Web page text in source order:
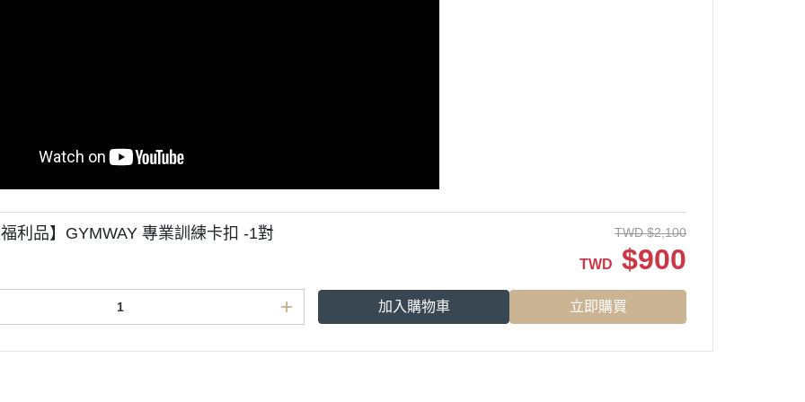
利品】GYMWAY 專業訓練卡扣 -1對 TWD $2,100
TWD $900
加入購物車 立即購買